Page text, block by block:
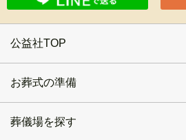
公益社TOP
お葬式の準備
葬儀場を探す